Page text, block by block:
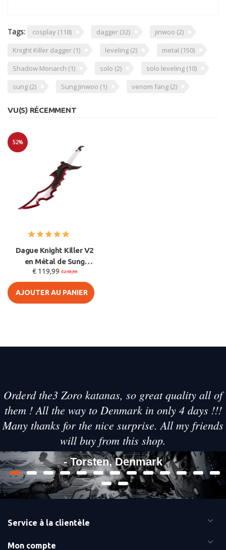
Tags: cosplay (118) dagger (32) jinwoo (2)
Knight Killer dagger (1) leveling (2) metal (150)
Shadow Monarch (1) solo (2) solo leveling (10)
sung (2) Sung Jinwoo (1) venom fang (2)
VU(S) RÉCEMMENT
52%
Dague Knight Killer V2
en Métal de Sung
Jinwoo - 63cm - Acier -
S
€ 119,99 €249,99
AJOUTER AU PANIER
Orderd the3 Zoro katanas, so great quality all of
them ! All the way to Denmark in only 4 days !!!
Many thanks for the nice surprise. All my friends
will buy from this shop.
- Torsten, Denmark
Service à la clientèle
Mon compte